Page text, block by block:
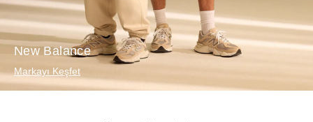
New Balance
Markayı Keşfet